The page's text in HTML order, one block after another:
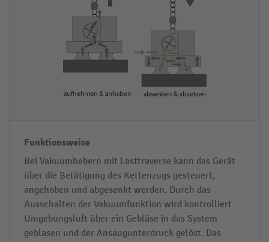
h
r
u
n
g
s
w
ei
s
Bei Vakuumhebern mit Lasttraverse kann das Gerät
über die Betätigung des Kettenzugs gesteuert,
angehoben und abgesenkt werden. Durch das
Ausschalten der Vakuumfunktion wird kontrolliert
Umgebungsluft über ein Gebläse in das System
geblasen und der Ansaugunterdruck gelöst. Das